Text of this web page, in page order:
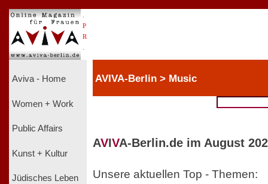
P
R
Aviva - Home
Women + Work
Public Affairs
Kunst + Kultur
Jüdisches Leben
AVIVA-Berlin > Music
AVIVA-Berlin.de im August
Unsere aktuellen Top - Themen: